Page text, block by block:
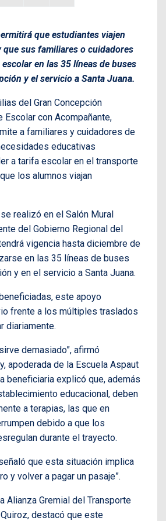
que estudiantes viajen
que sus familiares o cuidadores
en las 35 líneas de buses
y el servicio a Santa Juana.
del Gran Concepción
con Acompañante,
a familiares y cuidadores de
educativas
a tarifa escolar en el transporte
los alumnos viajan
realizó en el Salón Mural
del Gobierno Regional del
vigencia hasta diciembre de
en las 35 líneas de buses
y en el servicio a Santa Juana.
este apoyo
frente a los múltiples traslados
diariamente.
demasiado”, afirmó
apoderada de la Escuela Aspaut
beneficiaria explicó que, además
educacional, deben
a terapias, las que en
debido a que los
durante el trayecto.
que esta situación implica
y volver a pagar un pasaje”.
Alianza Gremial del Transporte
destacó que este